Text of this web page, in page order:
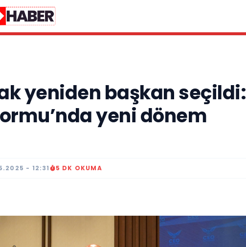
yeniden başkan seçildi:
yeni dönem
- 12:31 5 DK OKUMA